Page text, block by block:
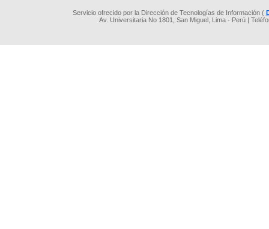
Servicio ofrecido por la Dirección de Tecnologías de Información (
Av. Universitaria No 1801, San Miguel, Lima - Perú |